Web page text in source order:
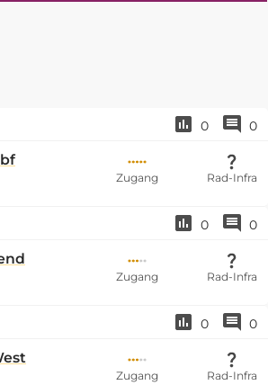
0 0
Zugang Rad-Infra
0 0
Zugang Rad-Infra
0 0
Zugang Rad-Infra